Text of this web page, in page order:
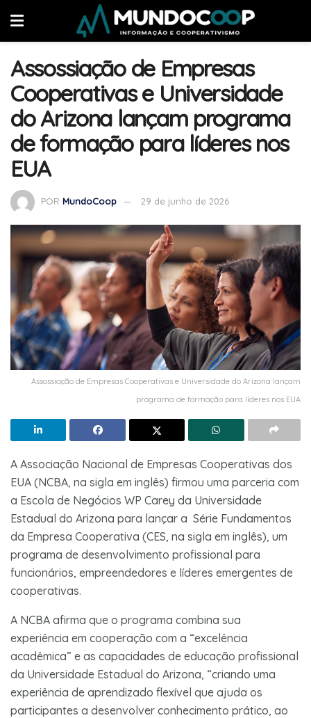
Assossiação de Empresas
Cooperativas e Universidade
do Arizona lançam programa
de formação para líderes nos
EUA
POR MundoCoop 29 de junho de 2026
Assossiação de Empresas Cooperativas e Universidade do Arizona lançam
programa de formação para líderes nos EUA
A Associação Nacional de Empresas Cooperativas dos
EUA (NCBA, na sigla em inglês) firmou uma parceria com
a Escola de Negócios WP Carey da Universidade
Estadual do Arizona para lançar a Série Fundamentos
da Empresa Cooperativa (CES, na sigla em inglês), um
programa de desenvolvimento profissional para
funcionários, empreendedores e líderes emergentes de
cooperativas.
A NCBA afirma que o programa combina sua
experiência em cooperação com a “excelência
acadêmica” e as capacidades de educação profissional
da Universidade Estadual do Arizona, “criando uma
experiência de aprendizado flexível que ajuda os
participantes a desenvolver conhecimento prático, ao